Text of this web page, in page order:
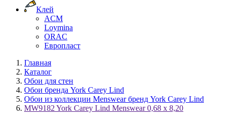
Клей
ACM
Loymina
ORAC
Европласт
Главная
Каталог
Обои для стен
Обои бренда York Carey Lind
Обои из коллекции Menswear бренд York Carey Lind
MW9182 York Carey Lind Menswear 0,68 x 8,20